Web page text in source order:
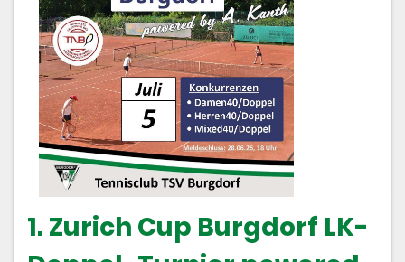
1. Zurich Cup Burgdorf LK-